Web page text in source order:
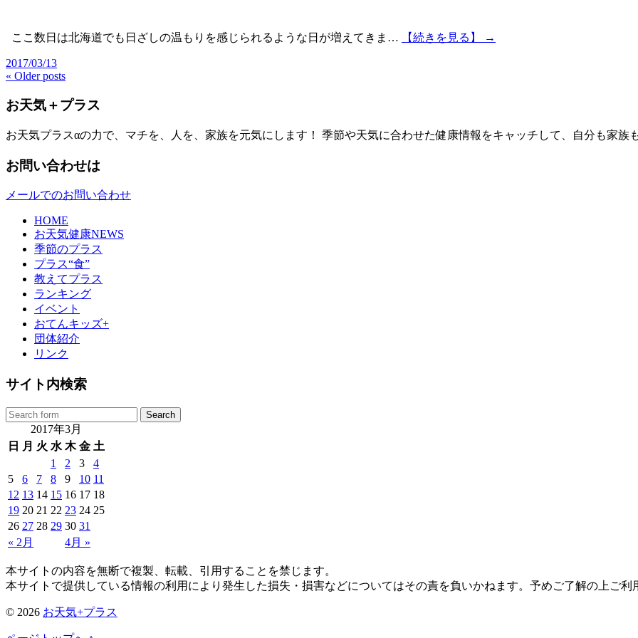
ここ数日は北海道でも日ざしの温もりを感じられるような日が増えてきま… 【続きを見る】 →
2017/03/13
« Older posts
お天気＋プラス
お天気プラスαの力で、マチを、人を、家族を元気にします！ 季節や天気に合わせた健康情報をキャッチして、自分も家族
お問い合わせは
メールでのお問い合わせ
HOME
お天気健康NEWS
季節のプラス
プラス“食”
教えてプラス
ランキング
イベント
おてんキッズ+
団体紹介
リンク
サイト内検索
2017年3月
日
月 火 水 木 金 土
« 2月 4月 »
1 2 3
4
5
6 7 8 9 10 11
12 13 14 15 16 17 18
19 20 21 22 23 24 25
26 27 28 29 30 31
本サイトの内容を無断で複製、転載、引用することを禁じます。
本サイトで提供している情報の利用により発生した損失・損害などについてはその責を負いかねます。予めご了解の上ご利
© 2026 お天気+プラス